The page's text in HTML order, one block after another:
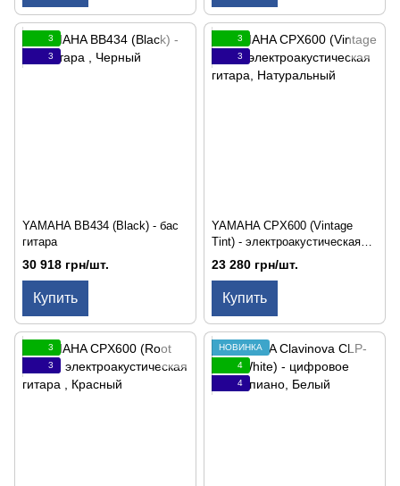
3
3
YAMAHA BB434 (Black) - бас
гитара
30 918 грн/шт.
Купить
3
3
YAMAHA CPX600 (Vintage
Tint) - электроакустическая
гитара
23 280 грн/шт.
Купить
3
3
НОВИНКА
4
4